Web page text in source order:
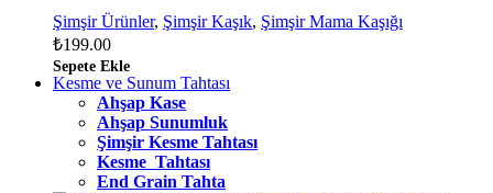
Şimşir Ürünler, Şimşir Kaşık, Şimşir Mama Kaşığı
₺199.00
Sepete Ekle
Kesme ve Sunum Tahtası
Ahşap Kase
Ahşap Sunumluk
Şimşir Kesme Tahtası
Kesme Tahtası
End Grain Tahta